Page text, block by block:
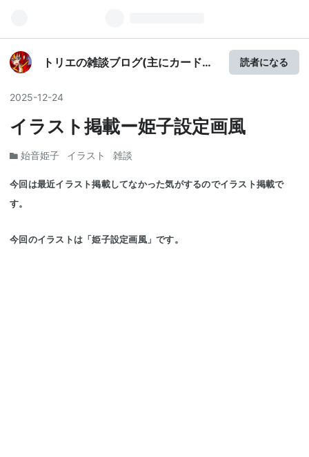
トリエの雑談ブログ(主にカードゲ
読者になる
2025-12-24
イラスト掲載ー姫子設定画風
始音姫子 イラスト 雑談
今回は最近イラスト掲載してなかった気がするのでイラスト掲載で
す。
今回のイラストは「姫子設定画風」です。